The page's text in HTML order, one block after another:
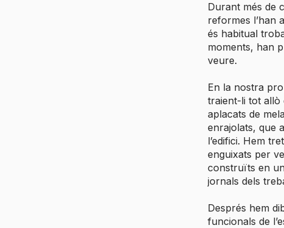
Durant més de
reformes l’han
és habitual
moments, han
veure.
En la nostra
traient-li tot allò
aplacats de
enrajolats, que
l’edifici. Hem
enguixats per
construïts en
jornals dels
Després hem
funcionals de